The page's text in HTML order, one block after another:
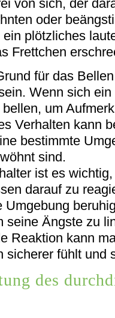
von sich, der
oder
plötzliches
Frettchen
für das
Wenn sich
um
Verhalten kann
bestimmte
sind.
ist es
darauf zu
Umgebung
seine Ängste zu
Reaktion kann
sicherer fühlt und
des